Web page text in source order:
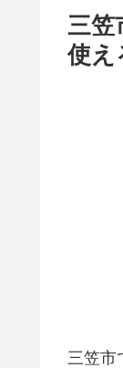
三笠
使え
三笠市